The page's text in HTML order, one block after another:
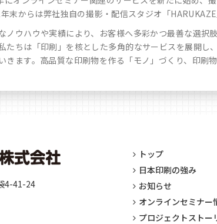
末からは弊社独自の撮影・配信スタジオ「HARUKAZE
ノウハウや実績により、お客様へ多彩かつ最善な選
たちは「印刷」を核とした多角的なサービスを展開
きます。高品質な印刷物を作る「モノ」づくり、印刷
4-41-24
トップ
日本印刷の強み
お知らせ
オンラインセミナー
プロジェクトストー